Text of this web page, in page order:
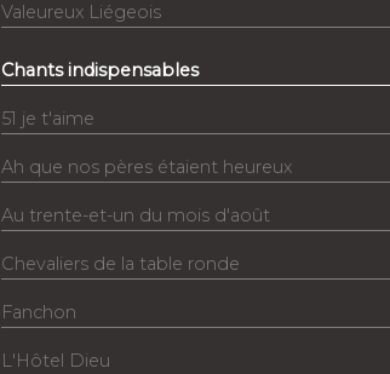
Valeureux Liégeois
Chants indispensables
51 je t'aime
Ah que nos pères étaient heureux
Au trente-et-un du mois d'août
Chevaliers de la table ronde
Fanchon
L'Hôtel Dieu